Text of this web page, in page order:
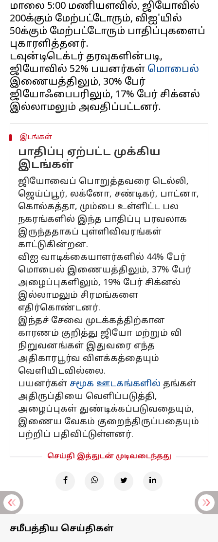
மாலை 5:00 மணியளவில், ஜியோவில்
200க்கும் மேற்பட்டோரும், விஐ'யில்
50க்கும் மேற்பட்டோரும் பாதிப்புகளைப்
புகாரளித்தனர்.
டவுன்டிடெக்டர் தரவுகளின்படி,
ஜியோவில் 52% பயனர்கள் மொபைல்
இணையத்திலும், 30% பேர்
ஜியோஃபைபரிலும், 17% பேர் சிக்னல்
இடங்கள்
பாதிப்பு ஏற்பட்ட முக்கிய
இடங்கள்
ஜியோவைப் பொறுத்தவரை டெல்லி,
ஜெய்ப்பூர், லக்னோ, சண்டிகர், பாட்னா,
கொல்கத்தா, மும்பை உள்ளிட்ட பல
நகரங்களில் இந்த பாதிப்பு பரவலாக
இருந்ததாகப் புள்ளிவிவரங்கள்
காட்டுகின்றன.
விஐ வாடிக்கையாளர்களில் 44% பேர்
மொபைல் இணையத்திலும், 37% பேர்
அழைப்புகளிலும், 19% பேர் சிக்னல்
இல்லாமலும் சிரமங்களை
எதிர்கொண்டனர்.
இந்தச் சேவை முடக்கத்திற்கான
காரணம் குறித்து ஜியோ மற்றும் வி
நிறுவனங்கள் இதுவரை எந்த
அதிகாரபூர்வ விளக்கத்தையும்
வெளியிடவில்லை.
பயனர்கள் சமூக ஊடகங்களில் தங்கள்
அதிருப்தியை வெளிப்படுத்தி,
அழைப்புகள் துண்டிக்கப்படுவதையும்,
இணைய வேகம் குறைந்திருப்பதையும்
பற்றிப் பதிவிட்டுள்ளனர்.
செய்தி இத்துடன் முடிவடைந்தது
சமீபத்திய செய்திகள்